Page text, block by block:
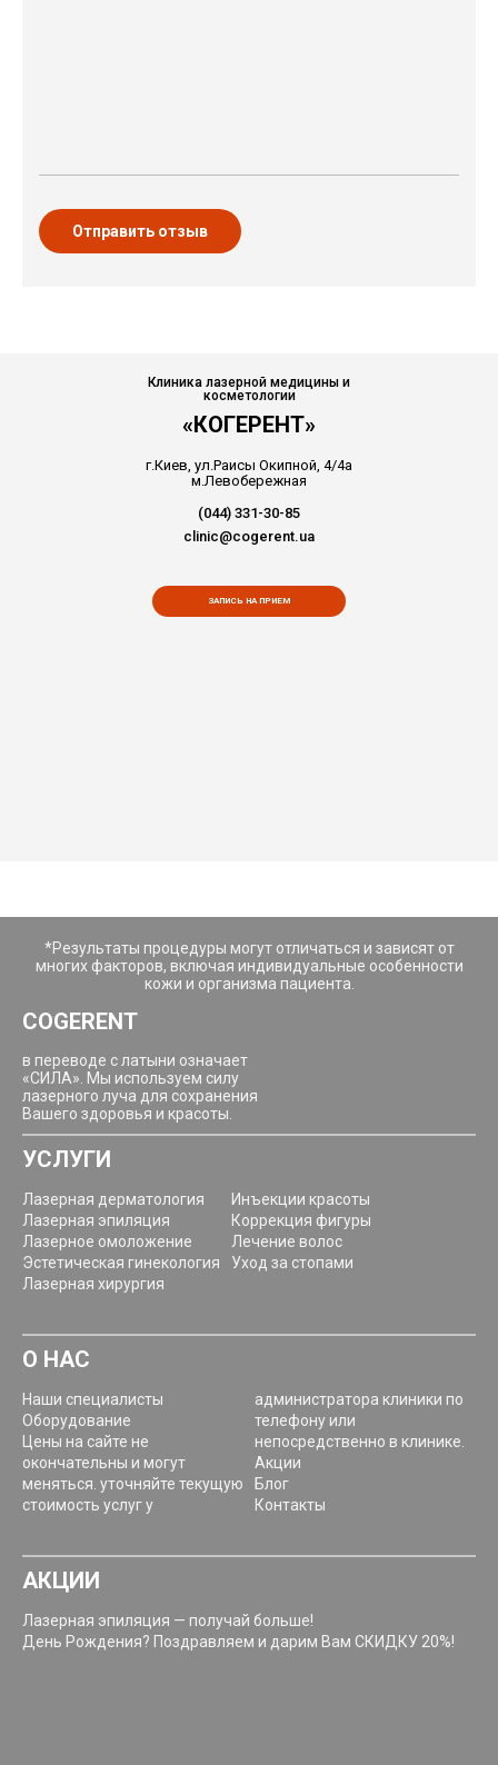
Отправить отзыв
Клиника лазерной медицины и
косметологии
«КОГЕРЕНТ»
г.Киев, ул.Раисы Окипной, 4/4а
м.Левобережная
(044) 331-30-85
clinic@cogerent.ua
ЗАПИСЬ НА ПРИЕМ
*Результаты процедуры могут отличаться и зависят от
многих факторов, включая индивидуальные особенности
кожи и организма пациента.
COGERENT
в переводе с латыни означает
«СИЛА». Мы используем силу
лазерного луча для сохранения
Вашего здоровья и красоты.
УСЛУГИ
Лазерная дерматология
Лазерная эпиляция
Лазерное омоложение
Эстетическая гинекология
Лазерная хирургия
Инъекции красоты
Коррекция фигуры
Лечение волос
Уход за стопами
О НАС
Наши специалисты
Оборудование
Цены на сайте не
окончательны и могут
меняться. уточняйте текущую
стоимость услуг у
администратора клиники по
телефону или
непосредственно в клинике.
Акции
Блог
Контакты
АКЦИИ
Лазерная эпиляция — получай больше!
День Рождения? Поздравляем и дарим Вам СКИДКУ 20%!